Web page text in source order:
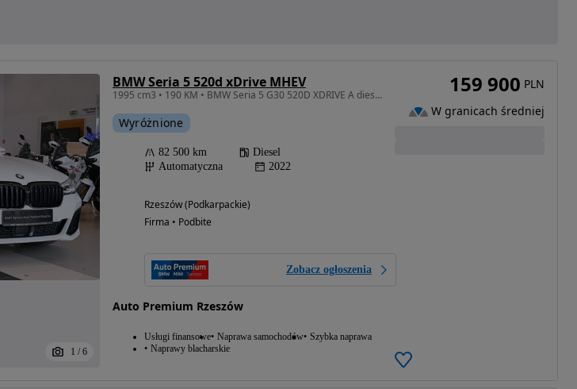
1 / 6
BMW Seria 5 520d xDrive MHEV
1995 cm3 • 190 KM • BMW Seria 5 G30 520D XDRIVE A diesel M Sport 520d xDrive
Wyróżnione
82 500 km
Diesel
Automatyczna
2022
Rzeszów (Podkarpackie)
Firma • Podbite
Zobacz ogłoszenia
Auto Premium Rzeszów
Usługi finansowe Naprawa samochodów Szybka naprawa
Naprawy blacharskie
159 900 PLN
W granicach średniej